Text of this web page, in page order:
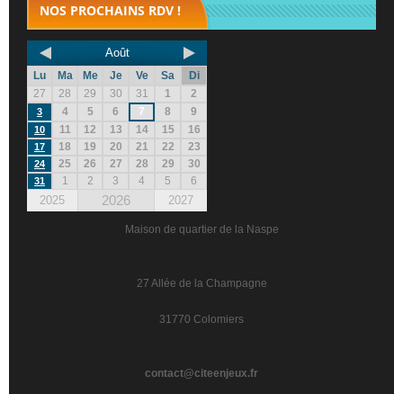
NOS PROCHAINS RDV !
Août
Lu Ma Me Je Ve Sa
Di
27
28 29 30 31 1 2
3 4 5 6 7 8 9
10 11 12 13 14 15 16
17 18 19 20 21 22 23
24 25 26 27 28 29 30
31 1 2 3 4 5 6
2025 2026 2027
Maison de quartier de la Naspe
27 Allée de la Champagne
31770 Colomiers
contact@citeenjeux.fr